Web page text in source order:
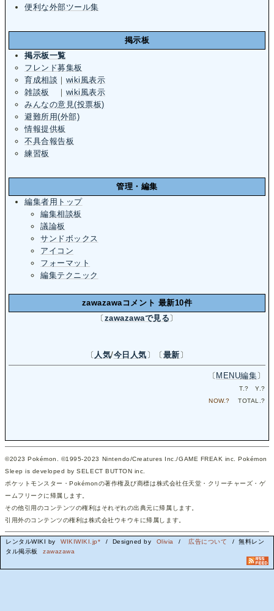
便利な外部ツール集
掲示板
掲示板一覧
フレンド募集板
育成相談 ｜ wiki風表示
雑談板
｜ wiki風表示
みんなの意見(投票板)
避難所用(外部)
情報提供板
不具合報告板
練習板
管理・編集
編集者用トップ
編集相談板
議論板
サンドボックス
アイコン
フォーマット
編集テクニック
zawazawaコメント 最新10件
〔zawazawaで見る〕
〔 人気/今日人気〕〔最新〕
〔MENU編集〕
T.? Y.?
NOW.? TOTAL.?
©2023 Pokémon. ©1995-2023 Nintendo/Creatures Inc./GAME FREAK inc. Pokémon
Sleep is developed by SELECT BUTTON inc.
ポケットモンスター・Pokémonの著作権及び商標は株式会社任天堂・クリーチャーズ・ゲ
ームフリークに帰属します。
その他引用のコンテンツの権利はそれぞれの出典元に帰属します。
引用外のコンテンツの権利は株式会社ウキウキに帰属します。
レンタルWIKI by WIKIWIKI.jp* / Designed by Olivia / 広告について
/ 無料レン
タル掲示板
zawazawa